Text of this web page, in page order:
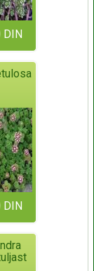
DIN
DIN